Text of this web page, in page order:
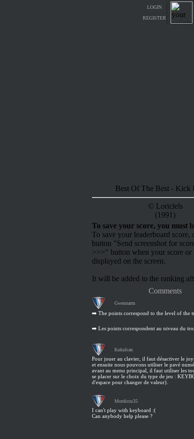
Best Of The Best - Kick
© Loriciels
(1991)
To save your score, you must
To save your leaderboard score,
button "Send screenshot for
>>>" button when your score or
displayed on the screen.
It will be added to the ranking
Comments
Gwennarm
➡️ The points correspond to the level of the
➡️ Les points correspondent au niveau du
Kukulcan
Pour jouer au clavier, il faut désactiver le
et ensuite nous pouvons utiliser le pavé
avant au menu principal, il faut utiliser les
se placer sur le choix du type de jeu :
d'espace pour changer de valeur).
Mordicus35
I can't play with keyboard :(
Can anybody help please ?
LOGIN
REGISTER